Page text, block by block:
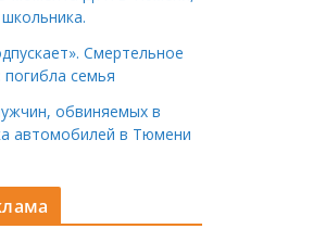
Смертельное
семья
обвиняемых в
автомобилей в Тюмени